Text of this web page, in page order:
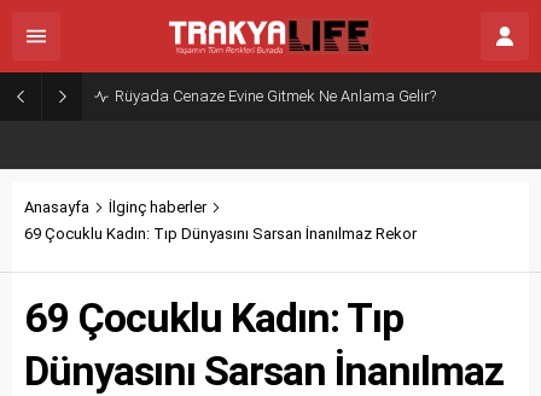
Rüyada Cenaze Evine Gitmek Ne Anlama Gelir?
Anasayfa
İlginç haberler
69 Çocuklu Kadın: Tıp Dünyasını Sarsan İnanılmaz Rekor
69 Çocuklu Kadın: Tıp
Dünyasını Sarsan İnanılmaz